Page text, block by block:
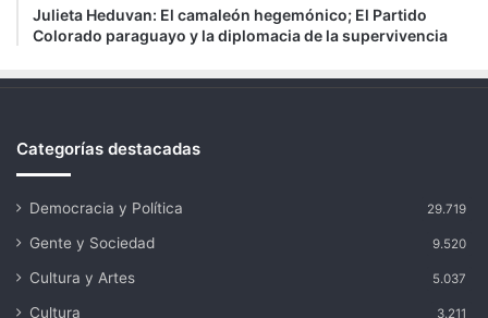
Julieta Heduvan: El camaleón hegemónico; El Partido
Colorado paraguayo y la diplomacia de la supervivencia
Categorías destacadas
Democracia y Política 29.719
Gente y Sociedad 9.520
Cultura y Artes 5.037
Cultura 3.211